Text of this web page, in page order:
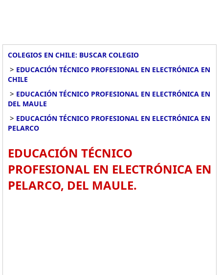
COLEGIOS EN CHILE: BUSCAR COLEGIO
> EDUCACIÓN TÉCNICO PROFESIONAL EN ELECTRÓNICA EN
CHILE
> EDUCACIÓN TÉCNICO PROFESIONAL EN ELECTRÓNICA EN
DEL MAULE
> EDUCACIÓN TÉCNICO PROFESIONAL EN ELECTRÓNICA EN
PELARCO
EDUCACIÓN TÉCNICO
PROFESIONAL EN ELECTRÓNICA EN
PELARCO, DEL MAULE.